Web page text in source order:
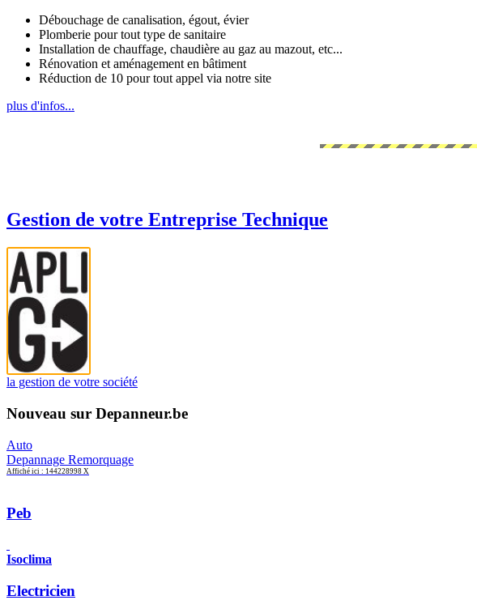
Débouchage de canalisation, égout, évier
Plomberie pour tout type de sanitaire
Installation de chauffage, chaudière au gaz au mazout, etc...
Rénovation et aménagement en bâtiment
Réduction de 10 pour tout appel via notre site
plus d'infos...
Gestion de votre Entreprise Technique
la gestion de votre société
Nouveau sur Depanneur.be
Auto
Depannage Remorquage
Affiché ici : 144228998 X
Peb
Isoclima
Electricien